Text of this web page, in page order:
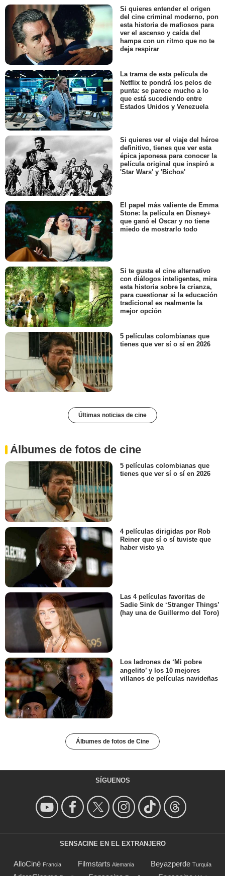
Si quieres entender el origen
del cine criminal moderno, pon
esta historia de mafiosos para
ver el ascenso y caída del
hampa con un ritmo que no te
deja respirar
La trama de esta película de
Netflix te pondrá los pelos de
punta: se parece mucho a lo
que está sucediendo entre
Estados Unidos y Venezuela
Si quieres ver el viaje del héroe
definitivo, tienes que ver esta
épica japonesa para conocer la
película original que inspiró a
'Star Wars' y 'Bichos'
El papel más valiente de Emma
Stone: la película en Disney+
que ganó el Oscar y no tiene
miedo de mostrarlo todo
Si te gusta el cine alternativo
con diálogos inteligentes, mira
esta historia sobre la crianza,
para cuestionar si la educación
tradicional es realmente la
mejor opción
5 películas colombianas que
tienes que ver sí o sí en 2026
Últimas noticias de cine
Álbumes de fotos de cine
5 películas colombianas que
tienes que ver sí o sí en 2026
4 películas dirigidas por Rob
Reiner que sí o sí tuviste que
haber visto ya
Las 4 películas favoritas de
Sadie Sink de ‘Stranger Things’
(hay una de Guillermo del Toro)
Los ladrones de ‘Mi pobre
angelito’ y los 10 mejores
villanos de películas navideñas
Álbumes de fotos de Cine
SÍGUENOS
SENSACINE EN EL EXTRANJERO
AlloCiné Francia Filmstarts Alemania Beyazperde Turquía